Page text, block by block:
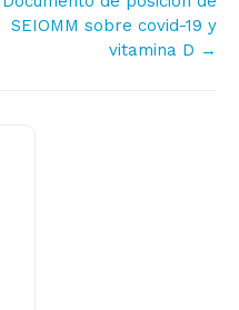
SEIOMM sobre covid-19 y
vitamina D →